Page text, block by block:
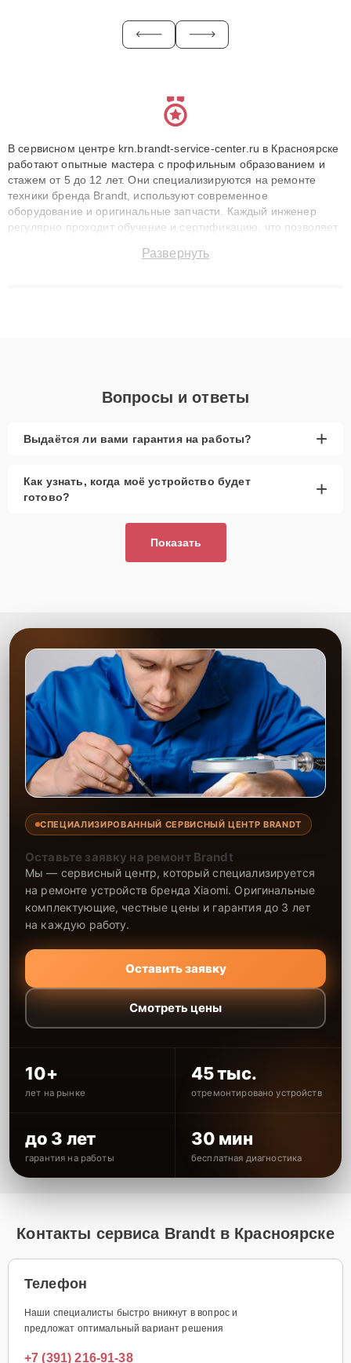
В сервисном центре krn.brandt-service-center.ru в Красноярске
работают опытные мастера с профильным образованием и
стажем от 5 до 12 лет. Они специализируются на ремонте
техники бренда Brandt, используют современное
оборудование и оригинальные запчасти. Каждый инженер
регулярно проходит обучение и сертификацию, что позволяет
технику с сохранением гарантии до 3 лет. Наши мастера
Развернуть
Вопросы и ответы
Выдаётся ли вами гарантия на работы? +
Как узнать, когда моё устройство будет
готово?
+
Показать
СПЕЦИАЛИЗИРОВАННЫЙ СЕРВИСНЫЙ ЦЕНТР BRANDT
Оставьте заявку на ремонт Brandt
Мы — сервисный центр, который специализируется
на ремонте устройств бренда Xiaomi. Оригинальные
комплектующие, честные цены и гарантия до 3 лет
на каждую работу.
Оставить заявку
Смотреть цены
10+
лет на рынке
45 тыс.
отремонтировано устройств
до 3 лет
гарантия на работы
30 мин
бесплатная диагностика
Контакты сервиса Brandt в Красноярске
Телефон
Наши специалисты быстро вникнут в вопрос и
предложат оптимальный вариант решения
+7 (391) 216-91-38